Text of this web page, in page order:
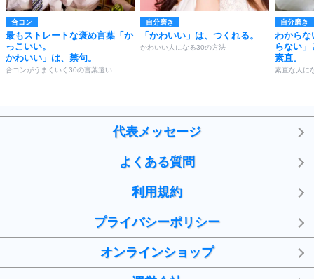
合コン
最もストレートな褒め言葉「か
っこいい。
かわいい」は、禁句。
合コンがうまくいく30の言葉遣い
自分磨き
「かわいい」は、つくれる。
かわいい人になる30の方法
自分磨き
わからな
らない
素直。
素直な人に
代表メッセージ
よくある質問
利用規約
プライバシーポリシー
オンラインショップ